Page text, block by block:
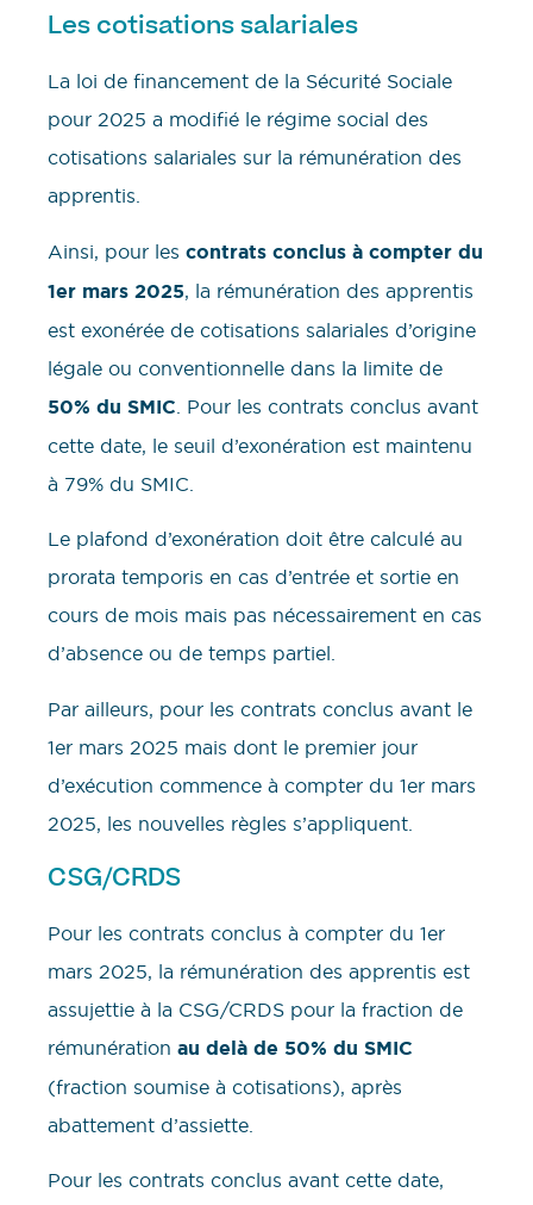
Les cotisations salariales
La loi de financement de la Sécurité Sociale
pour 2025 a modifié le régime social des
cotisations salariales sur la rémunération des
apprentis.
Ainsi, pour les contrats conclus à compter du
1er mars 2025, la rémunération des apprentis
est exonérée de cotisations salariales d’origine
légale ou conventionnelle dans la limite de
50% du SMIC . Pour les contrats conclus avant
cette date, le seuil d’exonération est maintenu
à 79% du SMIC.
Le plafond d’exonération doit être calculé au
prorata temporis en cas d’entrée et sortie en
cours de mois mais pas nécessairement en cas
d’absence ou de temps partiel.
Par ailleurs, pour les contrats conclus avant le
1er mars 2025 mais dont le premier jour
d’exécution commence à compter du 1er mars
2025, les nouvelles règles s’appliquent.
CSG/CRDS
Pour les contrats conclus à compter du 1er
mars 2025, la rémunération des apprentis est
assujettie à la CSG/CRDS pour la fraction de
rémunération au delà de 50% du SMIC
(fraction soumise à cotisations), après
abattement d’assiette.
Pour les contrats conclus avant cette date,